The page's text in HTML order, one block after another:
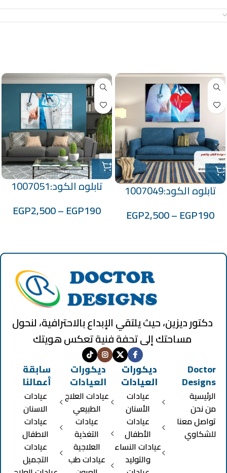
تابلوه الكود:1007049
EGP190
–
EGP2,500
تابلوه الكود:1007051
EGP190
–
EGP2,500
دكتور ديزين، حيث يلتقي الإبداع بالاحترافية، لنحول
مساحتك إلى تحفة فنية تعكس هويتك
Doctor
Designs
الرئيسية
من نحن
تواصل معنا
للشكاوي
ديكورات
العيادات
عيادات
الأسنان
عيادات
الأطفال
عيادات النساء
والتوليد
ديكورات
العيادات
عيادات العلاج
الطبيعي
عيادات
التغذية
العلاجية
عيادات طب
سابقة
أعمالنا
عيادات
الاسنان
عيادات
الاطفال
عيادات
التجميل